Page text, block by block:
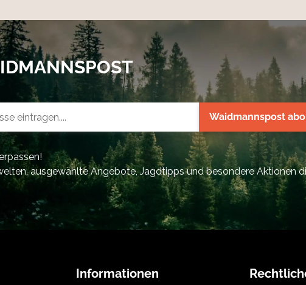
Waidmannspost
ausgewählte Angebote, Jagdtipps und besondere Aktionen
Informationen